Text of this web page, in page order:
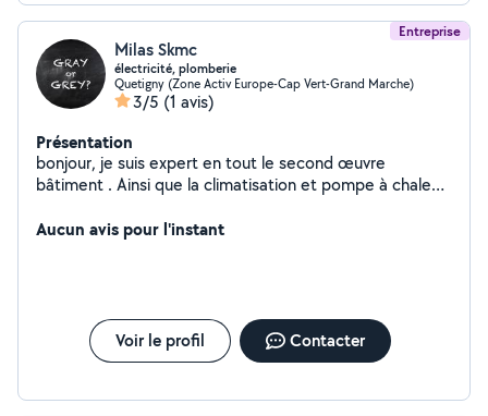
Entreprise
Milas Skmc
électricité, plomberie
Quetigny (Zone Activ Europe-Cap Vert-Grand Marche)
3/5 (1 avis)
Présentation
bonjour, je suis expert en tout le second œuvre
bâtiment . Ainsi que la climatisation et pompe à chaleur.
Aucun avis pour l'instant
Voir le profil Contacter